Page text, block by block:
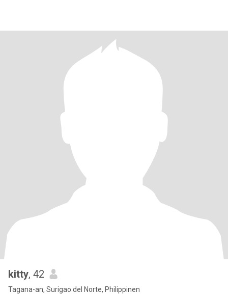
kitty, 42
Tagana-an, Surigao del Norte, Philippinen